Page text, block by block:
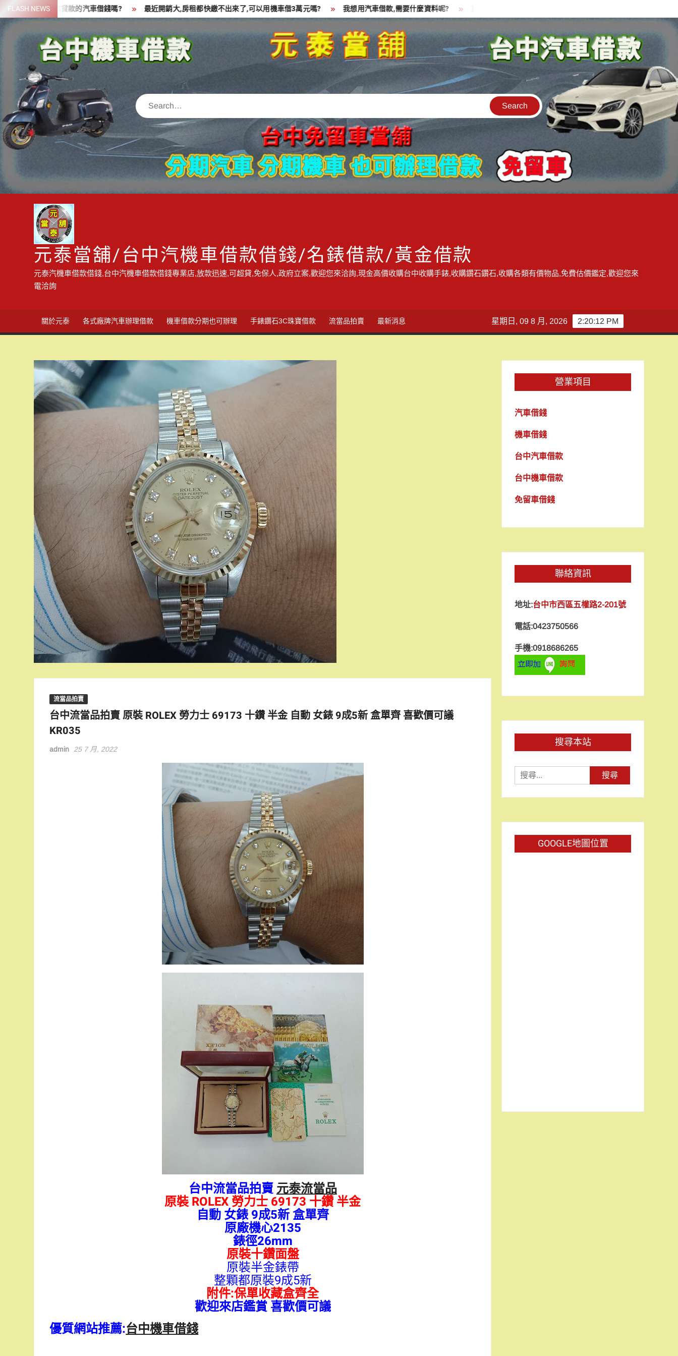
Skip
to
content
FLASH NEWS
金,可以拿貸款的汽車借錢嗎? 最近開銷大,房租都快繳不出來了,可以用機車借3萬元嗎? 我想用汽車借款,需要什麼資料呢? 貸款中的中古機車可以借款嗎?機車可以騎走嗎?
Search
元泰當舖/台中汽機車借款借錢/名錶借款/黃金借款
元泰汽機車借款借錢,台中汽機車借款借錢專業店,放款迅速,可超貸,免保人,政府立案,歡迎您來洽詢,現金高價收購台中收購手錶,收購鑽石鑽石,收購各類有價物品,免費估價鑑定,歡迎您來
電洽詢
關於元泰 各式廠牌汽車辦理借款 機車借款分期也可辦理 手錶鑽石3C珠寶借款 流當品拍賣 最新消息 2:20:13 PM
星期日, 09 8 月, 2026
流當品拍賣
台中流當品拍賣 原裝 ROLEX 勞力士 69173 十鑽 半金 自動 女錶 9成5新 盒單齊 喜歡價可議
KR035
admin 25 7 月, 2022
台中流當品拍賣元泰流當品
原裝 ROLEX 勞力士 69173 十鑽 半金
自動 女錶 9成5新 盒單齊
原廠機心2135
錶徑26mm
原裝十鑽面盤
原裝半金錶帶
整顆都原裝9成5新
附件:保單收藏盒齊全
歡迎來店鑑賞 喜歡價可議
優質網站推薦:台中機車借錢
營業項目
汽車借錢
機車借錢
台中汽車借款
台中機車借款
免留車借錢
聯絡資訊
地址:台中市西區五權路2-201號
電話:0423750566
手機:0918686265
搜尋本站
尋
關
GOOGLE地圖位置